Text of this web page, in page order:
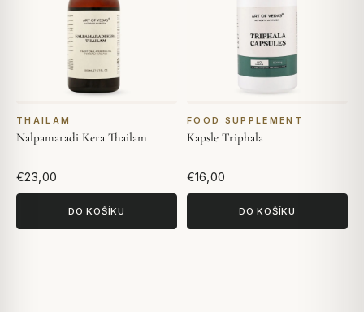
THAILAM
Nalpamaradi Kera Thailam
€23,00
DO KOŠÍKU
FOOD SUPPLEMENT
Kapsle Triphala
€16,00
DO KOŠÍKU